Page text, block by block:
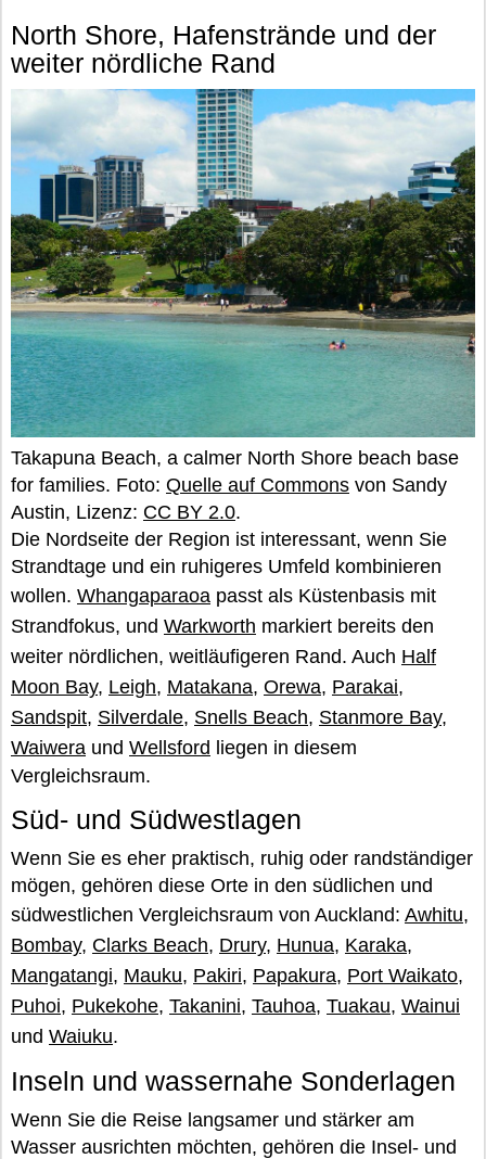
North Shore, Hafenstrände und der
weiter nördliche Rand
Takapuna Beach, a calmer North Shore beach base
for families. Foto: Quelle auf Commons von Sandy
Austin, Lizenz: CC BY 2.0.
Die Nordseite der Region ist interessant, wenn Sie
Strandtage und ein ruhigeres Umfeld kombinieren
wollen. Whangaparaoa passt als Küstenbasis mit
Strandfokus, und Warkworth markiert bereits den
weiter nördlichen, weitläufigeren Rand. Auch Half
Moon Bay, Leigh, Matakana, Orewa, Parakai,
Sandspit, Silverdale, Snells Beach, Stanmore Bay,
Waiwera und Wellsford liegen in diesem
Vergleichsraum.
Süd- und Südwestlagen
Wenn Sie es eher praktisch, ruhig oder randständiger
mögen, gehören diese Orte in den südlichen und
südwestlichen Vergleichsraum von Auckland: Awhitu,
Bombay, Clarks Beach, Drury, Hunua, Karaka,
Mangatangi, Mauku, Pakiri, Papakura, Port Waikato,
Puhoi, Pukekohe, Takanini, Tauhoa, Tuakau, Wainui
und Waiuku.
Inseln und wassernahe Sonderlagen
Wenn Sie die Reise langsamer und stärker am
Wasser ausrichten möchten, gehören die Insel- und